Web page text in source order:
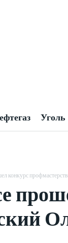
Уголь
конкурс